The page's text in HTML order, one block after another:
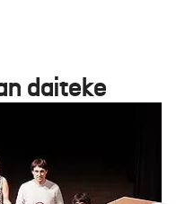
daiteke